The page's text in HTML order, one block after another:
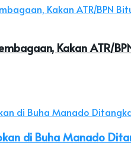
Kakan ATR/
di Buha Manado